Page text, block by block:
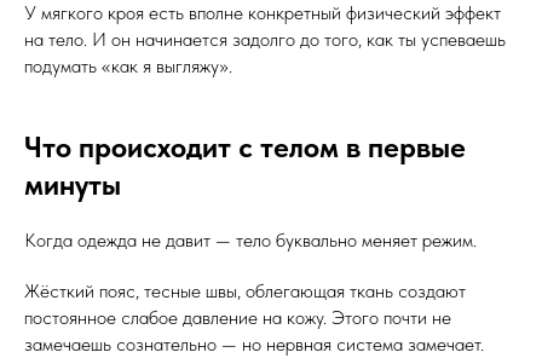
У мягкого кроя есть вполне конкретный физический эффект
на тело. И он начинается задолго до того, как ты успеваешь
подумать «как я выгляжу».
Что происходит с телом в первые
минуты
Когда одежда не давит — тело буквально меняет режим.
Жёсткий пояс, тесные швы, облегающая ткань создают
постоянное слабое давление на кожу. Этого почти не
замечаешь сознательно — но нервная система замечает.